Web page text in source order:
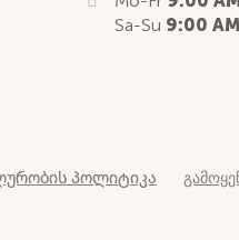
Sa-Su 9:00
პოლიტიკა